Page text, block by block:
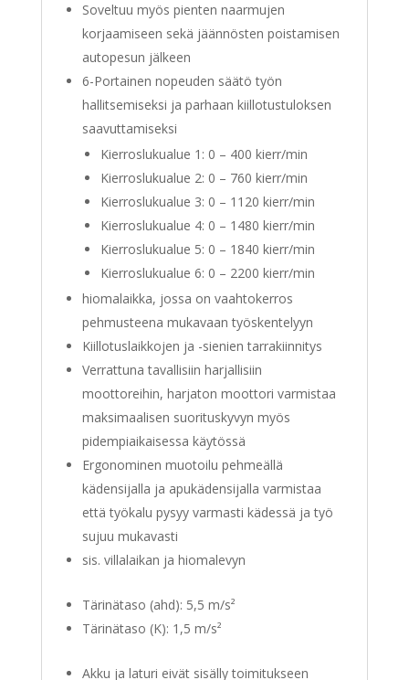
Soveltuu myös pienten naarmujen
korjaamiseen sekä jäännösten poistamisen
autopesun jälkeen
6-Portainen nopeuden säätö työn
hallitsemiseksi ja parhaan kiillotustuloksen
saavuttamiseksi
Kierroslukualue 1: 0 – 400 kierr/min
Kierroslukualue 2: 0 – 760 kierr/min
Kierroslukualue 3: 0 – 1120 kierr/min
Kierroslukualue 4: 0 – 1480 kierr/min
Kierroslukualue 5: 0 – 1840 kierr/min
Kierroslukualue 6: 0 – 2200 kierr/min
hiomalaikka, jossa on vaahtokerros
pehmusteena mukavaan työskentelyyn
Kiillotuslaikkojen ja -sienien tarrakiinnitys
Verrattuna tavallisiin harjallisiin
moottoreihin, harjaton moottori varmistaa
maksimaalisen suorituskyvyn myös
pidempiaikaisessa käytössä
Ergonominen muotoilu pehmeällä
kädensijalla ja apukädensijalla varmistaa
että työkalu pysyy varmasti kädessä ja työ
sujuu mukavasti
sis. villalaikan ja hiomalevyn
Tärinätaso (ahd): 5,5 m/s²
Tärinätaso (K): 1,5 m/s²
Akku ja laturi eivät sisälly toimitukseen